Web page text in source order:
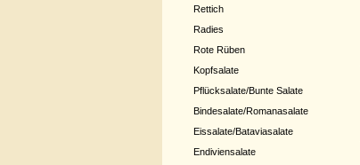
Rettich
Radies
Rote Rüben
Kopfsalate
Pflücksalate/Bunte Salate
Bindesalate/Romanasalate
Eissalate/Bataviasalate
Endiviensalate